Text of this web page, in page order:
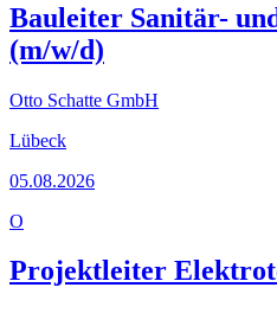
Bauleiter Sanitär-
(m/w/d)
Otto Schatte GmbH
Lübeck
05.08.2026
O
Projektleiter